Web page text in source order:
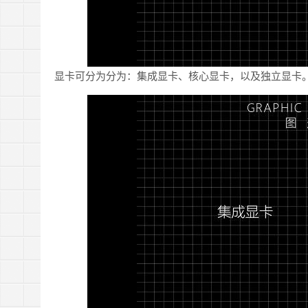
显卡可分为分为：集成显卡、核心显卡，以及独立显卡